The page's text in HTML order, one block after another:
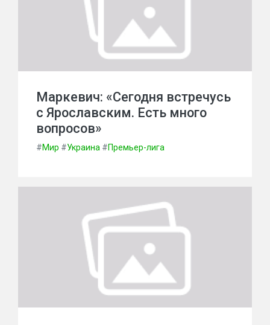
Маркевич: «Сегодня встречусь
с Ярославским. Есть много
вопросов»
#Мир #Украина #Премьер-лига